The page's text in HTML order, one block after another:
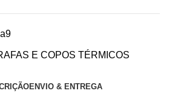
E COPOS TÉRMICOS
ENVIO & ENTREGA